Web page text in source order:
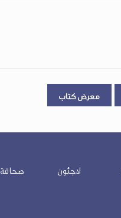
معرض كتاب
لاجئون صحافة